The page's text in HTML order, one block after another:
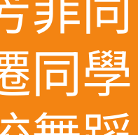
同學